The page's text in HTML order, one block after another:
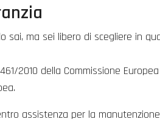
sai, ma sei libero di scegliere in
2010 della Commissione
assistenza per la